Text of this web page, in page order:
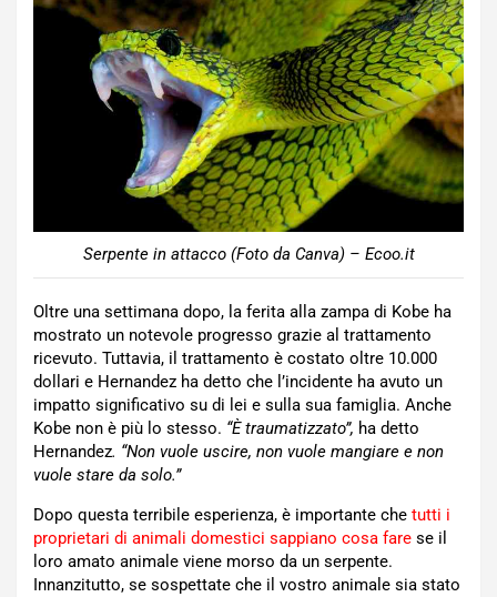
Serpente in attacco (Foto da Canva) – Ecoo.it
Oltre una settimana dopo, la ferita alla zampa di Kobe ha
mostrato un notevole progresso grazie al trattamento
ricevuto. Tuttavia, il trattamento è costato oltre 10.000
dollari e Hernandez ha detto che l’incidente ha avuto un
impatto significativo su di lei e sulla sua famiglia. Anche
Kobe non è più lo stesso. “È traumatizzato”, ha detto
Hernandez. “Non vuole uscire, non vuole mangiare e non
vuole stare da solo.”
Dopo questa terribile esperienza, è importante che tutti i
proprietari di animali domestici sappiano cosa fare se il
loro amato animale viene morso da un serpente.
Innanzitutto, se sospettate che il vostro animale sia stato